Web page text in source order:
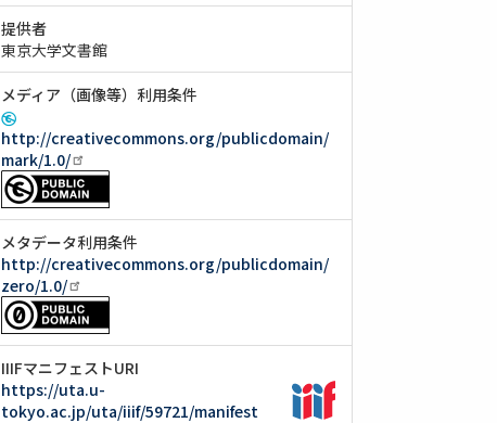
提供者
東京大学文書館
メディア（画像等）利用条件
http://creativecommons.org/publicdomain/
mark/1.0/
メタデータ利用条件
http://creativecommons.org/publicdomain/
zero/1.0/
IIIFマニフェストURI
https://uta.u-
tokyo.ac.jp/uta/iiif/59721/manifest